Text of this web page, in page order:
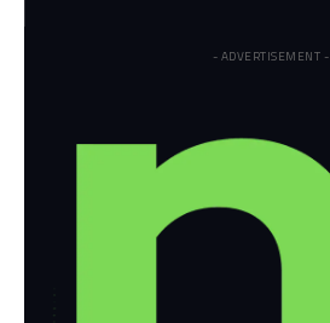
- ADVERTISEMENT -